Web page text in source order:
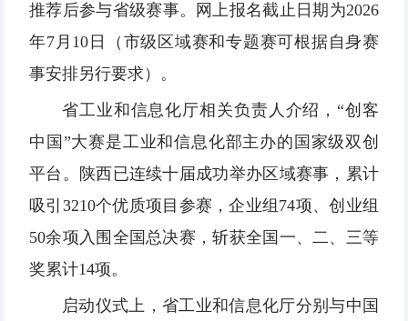
推荐后参与省级赛事。网上报名截止日期为2026
年7月10日（市级区域赛和专题赛可根据自身赛
事安排另行要求）。
省工业和信息化厅相关负责人介绍，“创客
中国”大赛是工业和信息化部主办的国家级双创
平台。陕西已连续十届成功举办区域赛事，累计
吸引3210个优质项目参赛，企业组74项、创业组
50余项入围全国总决赛，斩获全国一、二、三等
奖累计14项。
启动仪式上，省工业和信息化厅分别与中国